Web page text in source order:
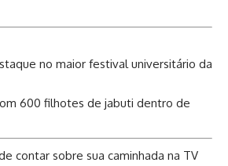
no maior festival universitário da
600 filhotes de jabuti dentro de
contar sobre sua caminhada na TV